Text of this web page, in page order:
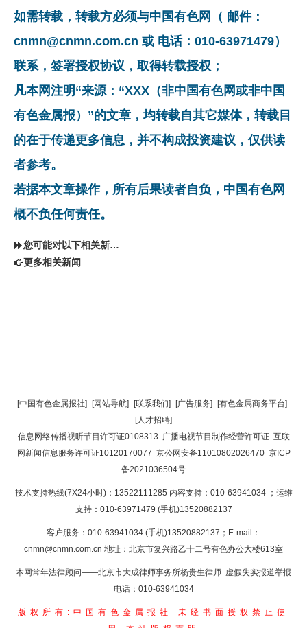
如需转载，转载方必须与中国有色网（ 邮件：
cnmn@cnmn.com.cn 或 电话：010-63971479）
联系，签署授权协议，取得转载授权；
凡本网注明“来源：“XXX（非中国有色网或非中国
有色金属报）”的文章，均转载自其它媒体，转载目
的在于传递更多信息，并不构成投资建议，仅供读
者参考。
若据本文章操作，所有后果读者自负，中国有色网
概不负任何责任。
您可能对以下相关新闻同样感兴趣
更多相关新闻
返回顶部
返回首页
[中国有色金属报社]- [网站导航]- [联系我们]- [广告服务]- [有色金属商务平台]-
[人才招聘]
信息网络传播视听节目许可证0108313 广播电视节目制作经营许可证 互联
网新闻信息服务许可证10120170077 京公网安备11010802026470 京ICP
备2021036504号
技术支持热线(7X24小时)：13522111285 内容支持：010-63941034 ；运维
支持：010-63971479 (手机)13520882137
客户服务：010-63941034 (手机)13520882137；E-mail：
cnmn@cnmn.com.cn 地址：北京市复兴路乙十二号有色办公大楼613室
本网常年法律顾问——北京市大成律师事务所杨贵生律师 虚假失实报道举报
电话：010-63941034
版权所有:中国有色金属报社
未经书面授权禁止使